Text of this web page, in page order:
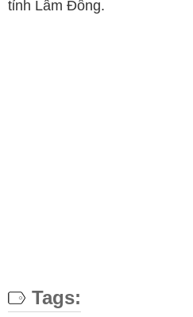
tỉnh Lâm Đồng.
Tags: